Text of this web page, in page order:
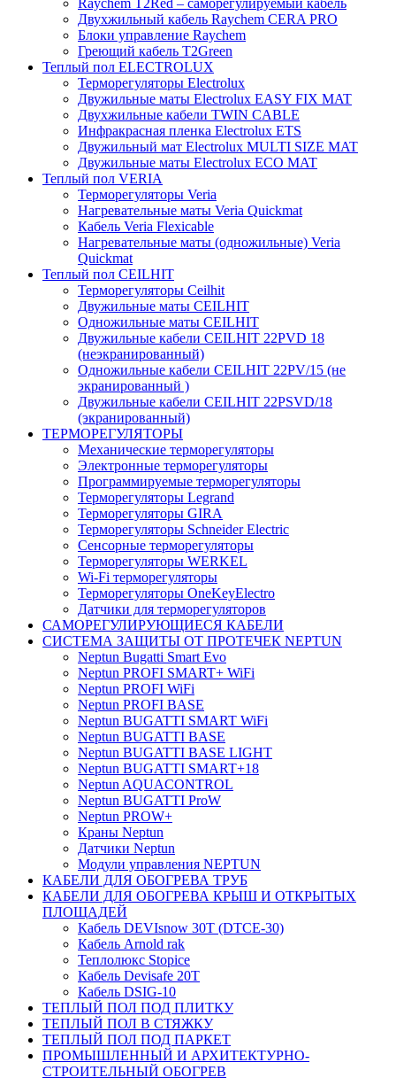
Raychem T2Red – саморегулируемый кабель
Двухжильный кабель Raychem CERA PRO
Блоки управление Raychem
Греющий кабель T2Green
Теплый пол ELECTROLUX
Терморегуляторы Electrolux
Двужильные маты Electrolux EASY FIX MAT
Двухжильные кабели TWIN CABLE
Инфракрасная пленка Electrolux ETS
Двужильный мат Electrolux MULTI SIZE MAT
Двужильные маты Electrolux ECO MAT
Теплый пол VERIA
Терморегуляторы Veria
Нагревательные маты Veria Quickmat
Кабель Veria Flexicable
Нагревательные маты (одножильные) Veria
Quickmat
Теплый пол CEILHIT
Терморегуляторы Ceilhit
Двужильные маты CEILHIT
Одножильные маты CEILHIT
Двужильные кабели CEILHIT 22PVD 18
(неэкранированный)
Одножильные кабели CEILHIT 22PV/15 (не
экранированный )
Двужильные кабели CEILHIT 22PSVD/18
(экранированный)
ТЕРМОРЕГУЛЯТОРЫ
Механические терморегуляторы
Электронные терморегуляторы
Программируемые терморегуляторы
Терморегуляторы Legrand
Терморегуляторы GIRA
Терморегуляторы Schneider Electric
Сенсорные терморегуляторы
Терморегуляторы WERKEL
Wi-Fi терморегуляторы
Терморегуляторы OneKeyElectro
Датчики для терморегуляторов
САМОРЕГУЛИРУЮЩИЕСЯ КАБЕЛИ
СИСТЕМА ЗАЩИТЫ ОТ ПРОТЕЧЕК NEPTUN
Neptun Bugatti Smart Evo
Neptun PROFI SMART+ WiFi
Neptun PROFI WiFi
Neptun PROFI BASE
Neptun BUGATTI SMART WiFi
Neptun BUGATTI BASE
Neptun BUGATTI BASE LIGHT
Neptun BUGATTI SMART+18
Neptun AQUACONTROL
Neptun BUGATTI ProW
Neptun PROW+
Краны Neptun
Датчики Neptun
Модули управления NEPTUN
КАБЕЛИ ДЛЯ ОБОГРЕВА ТРУБ
КАБЕЛИ ДЛЯ ОБОГРЕВА КРЫШ И ОТКРЫТЫХ
ПЛОЩАДЕЙ
Кабель DEVIsnow 30Т (DTCE-30)
Кабель Arnold rak
Теплолюкс Stopice
Кабель Devisafe 20T
Кабель DSIG-10
ТЕПЛЫЙ ПОЛ ПОД ПЛИТКУ
ТЕПЛЫЙ ПОЛ В СТЯЖКУ
ТЕПЛЫЙ ПОЛ ПОД ПАРКЕТ
ПРОМЫШЛЕННЫЙ И АРХИТЕКТУРНО-
СТРОИТЕЛЬНЫЙ ОБОГРЕВ